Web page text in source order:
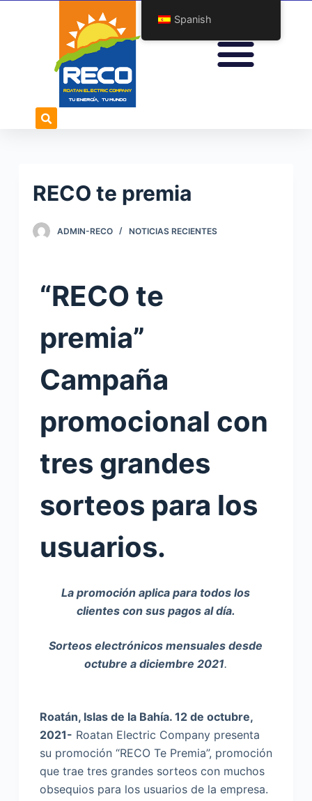
RECO te premia
ADMIN-RECO NOTICIAS RECIENTES
“RECO te
premia”
Campaña
promocional con
tres grandes
sorteos para los
usuarios.
La promoción aplica para todos los
clientes con sus pagos al día.
Sorteos electrónicos mensuales desde
octubre a diciembre 2021.
Roatán, Islas de la Bahía. 12 de octubre,
2021- Roatan Electric Company presenta
su promoción “RECO Te Premia”, promoción
que trae tres grandes sorteos con muchos
obsequios para los usuarios de la empresa.
Spanish